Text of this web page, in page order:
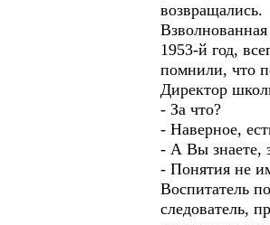
возвращались.
1953-й год,
помнили, что
Директор
- За что?
- Наверное,
- А Вы знаете,
- Понятия не
Воспитатель
cледователь,